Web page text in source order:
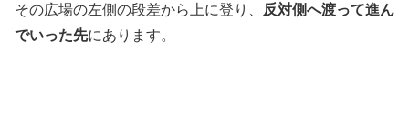
その広場の左側の段差から上に登り、
反対側へ渡って進ん
でいった先にあります。